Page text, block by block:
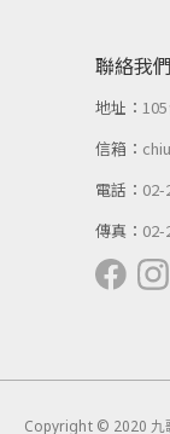
聯絡我們
地址：
信箱：
電話： 02-
傳真： 02-
Copyright © 2020 九